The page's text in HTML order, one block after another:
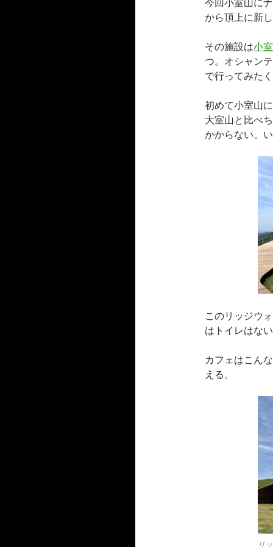
から頂上に新
その施設は小
つ。オシャン
で行ってみた
初めて小室山
大室山と比べ
かからない。
このリッジウ
はトイレはな
カフェはこん
える。
リ